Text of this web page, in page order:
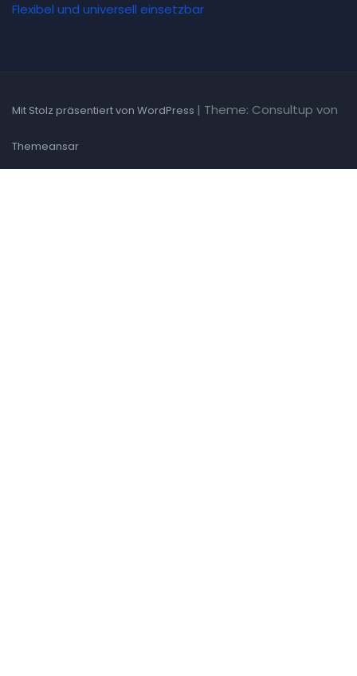
Flexibel und universell einsetzbar
Mit Stolz präsentiert von WordPress | Theme: Consultup von
Themeansar